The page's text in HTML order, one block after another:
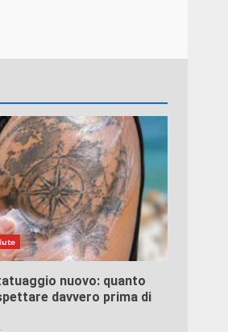
nuovo: quanto
davvero prima di